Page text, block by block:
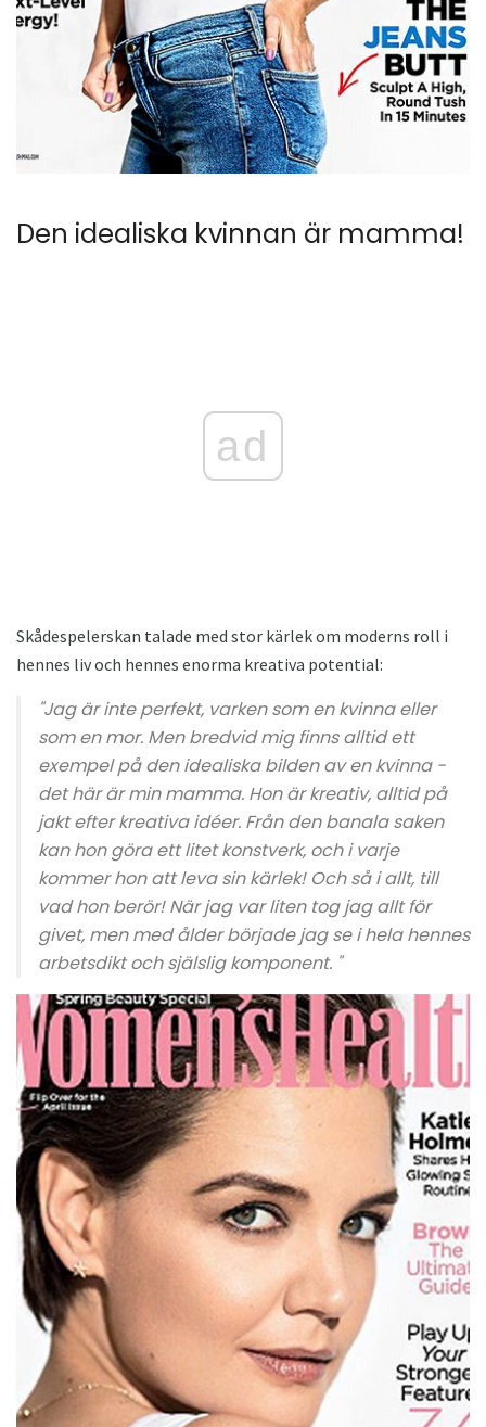
Den idealiska kvinnan är mamma!
ad
Skådespelerskan talade med stor kärlek om moderns roll i
hennes liv och hennes enorma kreativa potential:
"Jag är inte perfekt, varken som en kvinna eller
som en mor. Men bredvid mig finns alltid ett
exempel på den idealiska bilden av en kvinna -
det här är min mamma. Hon är kreativ, alltid på
jakt efter kreativa idéer. Från den banala saken
kan hon göra ett litet konstverk, och i varje
kommer hon att leva sin kärlek! Och så i allt, till
vad hon berör! När jag var liten tog jag allt för
givet, men med ålder började jag se i hela hennes
arbetsdikt och själslig komponent. "